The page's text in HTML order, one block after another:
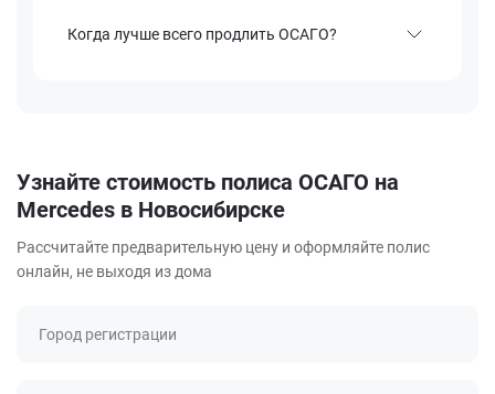
Когда лучше всего продлить ОСАГО?
Узнайте стоимость полиса ОСАГО на
Mercedes в Новосибирске
Рассчитайте предварительную цену и оформляйте полис
онлайн, не выходя из дома
Город регистрации